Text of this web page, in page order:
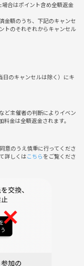
送りください！
や異性へのナンパ等は見
合はポイント含め全額返金
金額のうち、下記のキャンセ
トのそれぞれからキャンセル
日のキャンセルは除く）にキ
ど主催者の判断によりイベン
金は全額返金されます。
意のうえ慎重に行ってくださ
詳しくはこちらをご覧くださ